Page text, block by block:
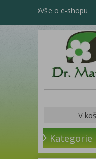
Vše o e-shopu
V
Kategorie